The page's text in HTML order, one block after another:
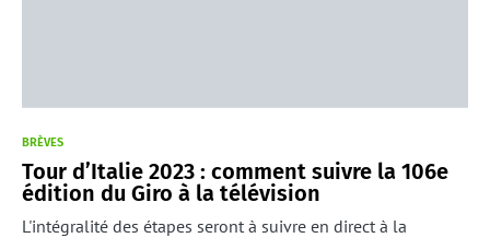
BRÈVES
Tour d’Italie 2023 : comment suivre la 106e
édition du Giro à la télévision
L'intégralité des étapes seront à suivre en direct à la